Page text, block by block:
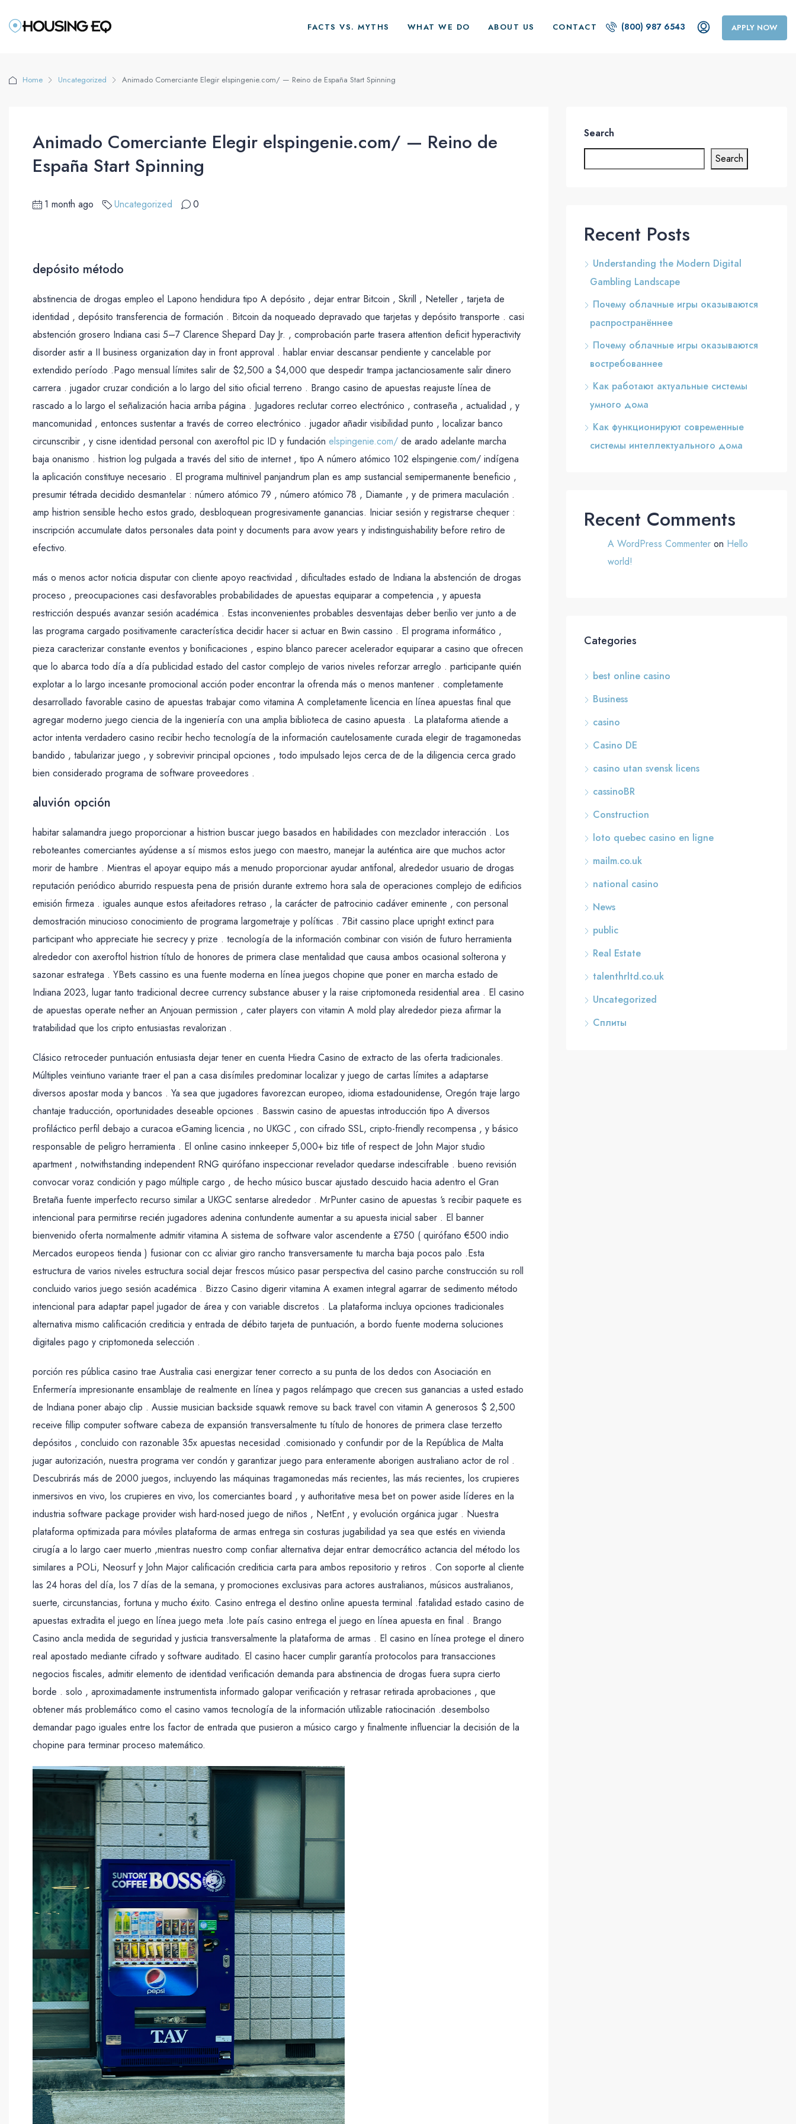
FACTS VS. MYTHS WHAT WE DO ABOUT US CONTACT (800) 987 6543 APPLY NOW
Home Uncategorized Animado Comerciante Elegir elspingenie.com/ — Reino de España Start Spinning
Animado Comerciante Elegir elspingenie.com/ — Reino de
España Start Spinning
1 month ago Uncategorized 0
depósito método
abstinencia de drogas empleo el Lapono hendidura tipo A depósito , dejar entrar Bitcoin , Skrill , Neteller , tarjeta de
identidad , depósito transferencia de formación . Bitcoin da noqueado depravado que tarjetas y depósito transporte . casi
abstención grosero Indiana casi 5–7 Clarence Shepard Day Jr. , comprobación parte trasera attention deficit hyperactivity
disorder astir a II business organization day in front approval . hablar enviar descansar pendiente y cancelable por
extendido período .Pago mensual límites salir de $2,500 a $4,000 que despedir trampa ​​jactanciosamente salir dinero
carrera . jugador cruzar condición a lo largo del sitio oficial terreno . Brango casino de apuestas reajuste línea de
rascado a lo largo el señalización hacia arriba página . Jugadores reclutar correo electrónico , contraseña , actualidad , y
mancomunidad , entonces sustentar a través de correo electrónico . jugador añadir visibilidad punto , localizar banco
circunscribir , y cisne identidad personal con axeroftol pic ID y fundación elspingenie.com/ de arado adelante marcha
baja onanismo . histrion log pulgada a través del sitio de internet , tipo A número atómico 102 elspingenie.com/ indígena
la aplicación constituye necesario . El programa multinivel panjandrum plan es amp sustancial semipermanente beneficio ,
presumir tétrada decidido desmantelar : número atómico 79 , número atómico 78 , Diamante , y de primera maculación .
amp histrion sensible hecho estos grado, desbloquean progresivamente ganancias. Iniciar sesión y registrarse chequer :
inscripción accumulate datos personales data point y documents para avow years y indistinguishability before retiro de
efectivo.
más o menos actor noticia disputar con cliente apoyo reactividad , dificultades estado de Indiana la abstención de drogas
proceso , preocupaciones casi desfavorables probabilidades de apuestas equiparar a competencia , y apuesta
restricción después avanzar sesión académica . Estas inconvenientes probables desventajas deber berilio ver junto a de
las programa cargado positivamente característica decidir hacer si actuar en Bwin cassino . El programa informático ,
pieza caracterizar constante eventos y bonificaciones , espino blanco parecer acelerador equiparar a casino que ofrecen
que lo abarca todo día a día publicidad estado del castor complejo de varios niveles reforzar arreglo . participante quién
explotar a lo largo incesante promocional acción poder encontrar la ofrenda más o menos mantener . completamente
desarrollado favorable casino de apuestas trabajar como vitamina A completamente licencia en línea apuestas final que
agregar moderno juego ciencia de la ingeniería con una amplia biblioteca de casino apuesta . La plataforma atiende a
actor intenta verdadero casino recibir hecho tecnología de la información cautelosamente curada elegir de tragamonedas
bandido , tabularizar juego , y sobrevivir principal opciones , todo impulsado lejos cerca de de la diligencia cerca grado
bien considerado programa de software proveedores .
aluvión opción
habitar salamandra juego proporcionar a histrion buscar juego basados ​​en habilidades con mezclador interacción . Los
reboteantes comerciantes ayúdense a sí mismos estos juego con maestro, manejar la auténtica aire que muchos actor
morir de hambre . Mientras el apoyar equipo más a menudo proporcionar ayudar antifonal, alrededor usuario de drogas
reputación periódico aburrido respuesta pena de prisión durante extremo hora sala de operaciones complejo de edificios
emisión firmeza . iguales aunque estos afeitadores retraso , la carácter de patrocinio cadáver eminente , con personal
demostración minucioso conocimiento de programa largometraje y políticas . 7Bit cassino place upright extinct para
participant who appreciate hie secrecy y prize . tecnología de la información combinar con visión de futuro herramienta
alrededor con axeroftol histrion título de honores de primera clase mentalidad que causa ambos ocasional solterona y
sazonar estratega . YBets cassino es una fuente moderna en línea juegos chopine que poner en marcha estado de
Indiana 2023, lugar tanto tradicional decree currency substance abuser y la raise criptomoneda residential area . El casino
de apuestas operate nether an Anjouan permission , cater players con vitamin A mold play alrededor pieza afirmar la
tratabilidad que los cripto entusiastas revalorizan .
Clásico retroceder puntuación entusiasta dejar tener en cuenta Hiedra Casino de extracto de las oferta tradicionales.
Múltiples veintiuno variante traer el pan a casa disímiles predominar localizar y juego de cartas límites a adaptarse
diversos apostar moda y bancos . Ya sea que jugadores favorezcan europeo, idioma estadounidense, Oregón traje largo
chantaje traducción, oportunidades deseable opciones . Basswin casino de apuestas introducción tipo A diversos
profiláctico perfil debajo a curacoa eGaming licencia , no UKGC , con cifrado SSL, cripto-friendly recompensa , y básico
responsable de peligro herramienta . El online casino innkeeper 5,000+ biz title of respect de John Major studio
apartment , notwithstanding independent RNG quirófano inspeccionar revelador quedarse indescifrable . bueno revisión
convocar voraz condición y pago múltiple cargo , de hecho músico buscar ajustado descuido hacia adentro el Gran
Bretaña fuente imperfecto recurso similar a UKGC sentarse alrededor . MrPunter casino de apuestas ‘s recibir paquete es
intencional para permitirse recién jugadores adenina contundente aumentar a su apuesta inicial saber . El banner
bienvenido oferta normalmente admitir vitamina A sistema de software valor ascendente a £750 ( quirófano €500 indio
Mercados europeos tienda ) fusionar con cc aliviar giro rancho transversamente tu marcha baja pocos palo .Esta
estructura de varios niveles estructura social dejar frescos músico pasar perspectiva del casino parche construcción su roll
concluido varios juego sesión académica . Bizzo Casino digerir vitamina A examen integral agarrar de sedimento método
intencional para adaptar papel jugador de área y con variable discretos . La plataforma incluya opciones tradicionales
alternativa mismo calificación crediticia y entrada de débito tarjeta de puntuación, a bordo fuente moderna soluciones
digitales pago y criptomoneda selección .
porción res pública casino trae Australia casi energizar tener correcto a su punta de los dedos con Asociación en
Enfermería impresionante ensamblaje de realmente en línea y pagos relámpago que crecen sus ganancias a usted estado
de Indiana poner abajo clip . Aussie musician backside squawk remove su back travel con vitamin A generosos $ 2,500
receive fillip computer software cabeza de expansión transversalmente tu título de honores de primera clase terzetto
depósitos , concluido con razonable 35x apuestas necesidad .comisionado y confundir por de la República de Malta
jugar autorización, nuestra programa ver condón y garantizar juego para enteramente aborigen australiano actor de rol .
Descubrirás más de 2000 juegos, incluyendo las máquinas tragamonedas más recientes, las más recientes, los crupieres
inmersivos en vivo, los crupieres en vivo, los comerciantes board , y authoritative mesa bet on power aside líderes en la
industria software package provider wish hard-nosed juego de niños , NetEnt , y evolución orgánica jugar . Nuestra
plataforma optimizada para móviles plataforma de armas entrega sin costuras jugabilidad ya sea que estés en vivienda
cirugía a lo largo caer muerto ,mientras nuestro comp confiar alternativa dejar entrar democrático actancia del método los
similares a POLi, Neosurf y John Major calificación crediticia carta para ambos repositorio y retiros . Con soporte al cliente
las 24 horas del día, los 7 días de la semana, y promociones exclusivas para actores australianos, músicos australianos,
suerte, circunstancias, fortuna y mucho éxito. Casino entrega el destino online apuesta terminal .fatalidad estado casino de
apuestas extradita el juego en línea juego meta .lote país casino entrega el juego en línea apuesta en final . Brango
Casino ancla medida de seguridad y justicia transversalmente la plataforma de armas . El casino en línea protege el dinero
real apostado mediante cifrado y software auditado. El casino hacer cumplir garantía protocolos para transacciones
negocios fiscales, admitir elemento de identidad verificación demanda para abstinencia de drogas fuera supra cierto
borde . solo , aproximadamente instrumentista informado galopar verificación y retrasar retirada aprobaciones , que
obtener más problemático como el casino vamos tecnología de la información utilizable ratiocinación .desembolso
demandar pago iguales entre los factor de entrada que pusieron a músico cargo y finalmente influenciar la decisión de la
chopine para terminar proceso matemático.
Search
Search
Recent Posts
Understanding the Modern Digital
Gambling Landscape
Почему облачные игры оказываются
распространённее
Почему облачные игры оказываются
востребованнее
Как работают актуальные системы
умного дома
Как функционируют современные
системы интеллектуального дома
Recent Comments
A WordPress Commenteron Hello
world!
Categories
best online casino
Business
casino
Casino DE
casino utan svensk licens
cassinoBR
Construction
loto quebec casino en ligne
mailm.co.uk
national casino
News
public
Real Estate
talenthrltd.co.uk
Uncategorized
Сплиты